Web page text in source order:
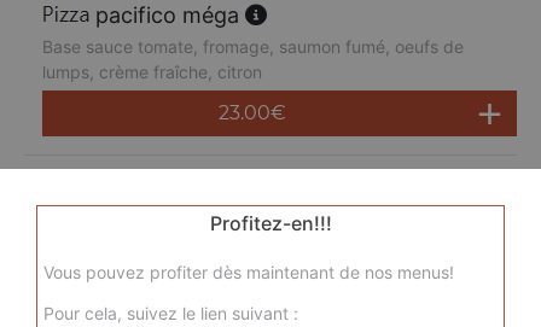
pacifico méga
Base sauce tomate, fromage, saumon fumé, oeufs de
lumps, crème fraîche, citron
23.00€
Base sauce tomate, fromage, chorizo, jambon de dinde,
Profitez-en!!!
Vous pouvez profiter dès maintenant de nos menus!
Pour cela, suivez le lien suivant :